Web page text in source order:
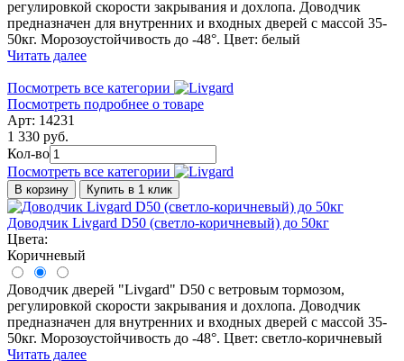
регулировкой скорости закрывания и дохлопа. Доводчик
предназначен для внутренних и входных дверей с массой 35-
50кг. Морозоустойчивость до -48°. Цвет: белый
Читать далее
Посмотреть все категории
Посмотреть подробнее о товаре
Арт: 14231
1 330 руб.
Кол-во
Посмотреть все категории
В корзину Купить в 1 клик
Доводчик Livgard D50 (светло-коричневый) до 50кг
Цвета:
Коричневый
Доводчик дверей "Livgard" D50 с ветровым тормозом,
регулировкой скорости закрывания и дохлопа. Доводчик
предназначен для внутренних и входных дверей с массой 35-
50кг. Морозоустойчивость до -48°. Цвет: светло-коричневый
Читать далее